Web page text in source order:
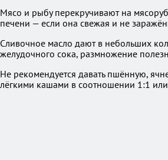
Мясо и рыбу перекручивают на
печени — если она свежая и не
Сливочное масло дают в небольших
желудочного сока, размножение
Не рекомендуется давать пшённую,
лёгкими кашами в соотношении 1:1